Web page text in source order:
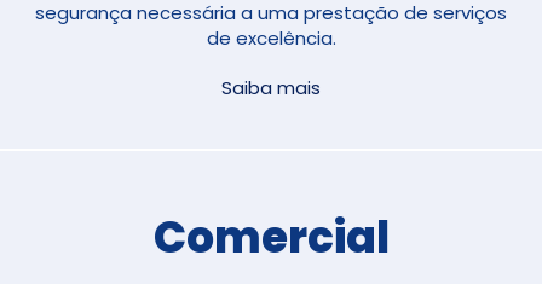
segurança necessária a uma prestação de serviços
de excelência.
Saiba mais
Comercial